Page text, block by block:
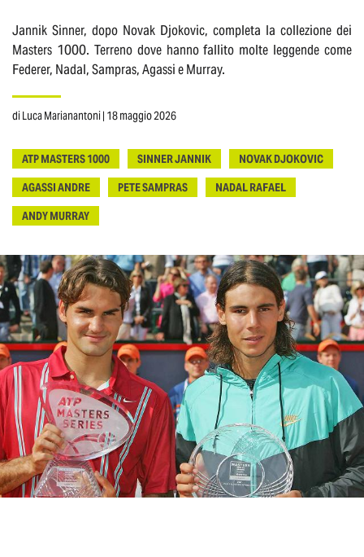
Jannik Sinner, dopo Novak Djokovic, completa la collezione dei
Masters 1000. Terreno dove hanno fallito molte leggende come
Federer, Nadal, Sampras, Agassi e Murray.
diLuca Marianantoni| 18 maggio 2026
ATP MASTERS 1000 SINNER JANNIK
NOVAK DJOKOVIC
AGASSI ANDRE
PETE SAMPRAS
NADAL RAFAEL
ANDY MURRAY